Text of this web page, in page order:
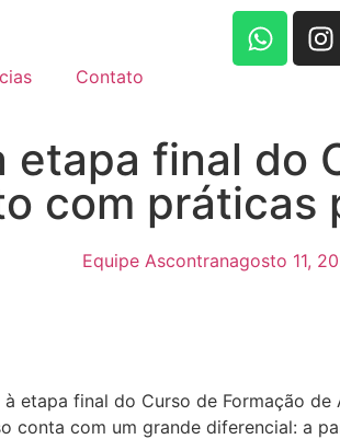
Contato
etapa final do
com práticas
Equipe Ascontranagosto 11,
etapa final do Curso de Formação
conta com um grande diferencial: a